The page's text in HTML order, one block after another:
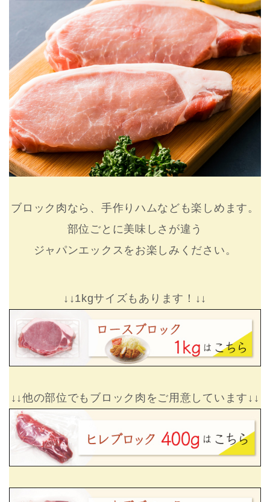
ブロック肉なら、手作りハムなども楽しめます。
部位ごとに美味しさが違う
ジャパンエックスをお楽しみください。
↓↓1kgサイズもあります！↓↓
↓↓他の部位でもブロック肉をご用意しています↓↓